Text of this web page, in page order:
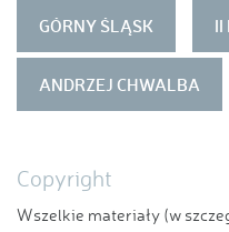
GÓRNY ŚLĄSK II
ANDRZEJ CHWALBA
Copyright
Wszelkie materiały (w